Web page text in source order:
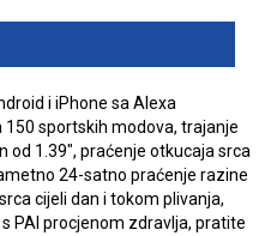
i iPhone sa Alexa
sportskih modova, trajanje
od 1.39", praćenje otkucaja srca
24-satno praćenje razine
cijeli dan i tokom plivanja,
PAI procjenom zdravlja, pratite